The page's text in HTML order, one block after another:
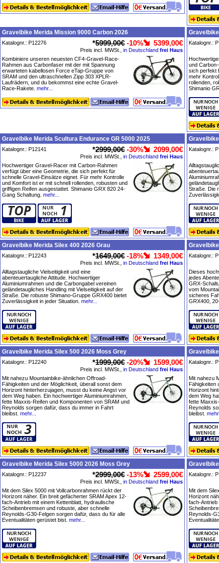
Gravelbike Merida Mission 9000 Carbon 2026
Katalognr.: P12276 *5999,00€ -10% 5399,00€
Preis incl. MWSt., in Deutschland frei Haus
Kombiniere unseren neuesten CF4-Gravel-Race-
Rahmen aus Carbonfaser mit der mit Spannung
erwarteten kabellosen Force eTap-Gruppe von
SRAM und den ultraschnellen Zipp 303 XPLR-
Laufrädern, und du bekommst eine echte Gravel-
Race-Rakete. mehr...
Katalognr.:
und
sich perfekt
mehr
rollenden,
Shimanio
Gravelbike Merida Scultura Endurance GR 5000 2025
Katalognr.: P12141 *2999,00€ -30% 2099,00€
Preis incl. MWSt., in Deutschland frei Haus
Hochwertiger Gravel-Racer mit Carbon-Rahmen
verfügt über eine Geometrie, die sich perfekt für
schnelle Gravel-Einsätze eignet. Für mehr Kontrolle
und Komfort ist er mit schnell rollenden, robusten und
griffigen Reifen ausgestattet. Shimanio GRX 820 24-
Gang Schaltung. mehr...
Katalognr.:
Straße. Die
Gravelbike Merida Silex 400 2026 Grau
Katalognr.: P12243 *1649,00€ -18% 1349,00€
Preis incl. MWSt., in Deutschland frei Haus
Alltagstaugliche Vielseitigkeit und eine
abenteuertaugliche Attitude. Hochwertiger
Aluminiumrahmen und die Carbongabel vereinen
geländetaugliches Handling mit Vielseitigkeit auf der
Straße. Die robuste Shimano-Gruppe GRX400 bietet
Zuverlässigkeit in jeder Situation. mehr...
Katalognr.:
Dieses
jedes
GRX-
vom
sicheres
GRX400,
Gravelbike Merida Silex 500 2026 Moss Grey
Katalognr.: P12240 *1999,00€ -20% 1599,00€
Preis incl. MWSt., in Deutschland frei Haus
Mit nahezu Mountainbike-ähnlichen Offroad-
Fähigkeiten und der Möglichkeit, überall sonst dem
Horizont hinterherzujagen, musst du keine Angst vor
dem Weg haben. Ein hochwertiger Aluminiumrahmen,
fette Maxxis-Reifen und Komponenten von SRAM und
Reynolds sorgen dafür, dass du immer in Fahrt
bleibst. mehr...
Katalognr.:
Mit nahezu
Fähigkeiten
Horizont
dem Weg
fette
Reynolds
bleibst.
Gravelbike Merida Silex 5000 2026 Moss Grey
Katalognr.: P12237 *2999,00€ -13% 2599,00€
Preis incl. MWSt., in Deutschland frei Haus
Mit dem Silex 5000 mit Vollcarbonrahmen rückt der
Horizont näher. Ein breit gefächerter SRAM Apex 12-
fach-Antrieb mit einem Kettenblatt, hydraulische
Scheibenbremsen und robuste, aber schnelle
Reynolds-G30-Felgen sorgen dafür, dass du für alle
Eventualitäten gerüstet bist. mehr...
Katalognr.:
Mit dem
Horizont
fach-Antrieb
Reynolds-